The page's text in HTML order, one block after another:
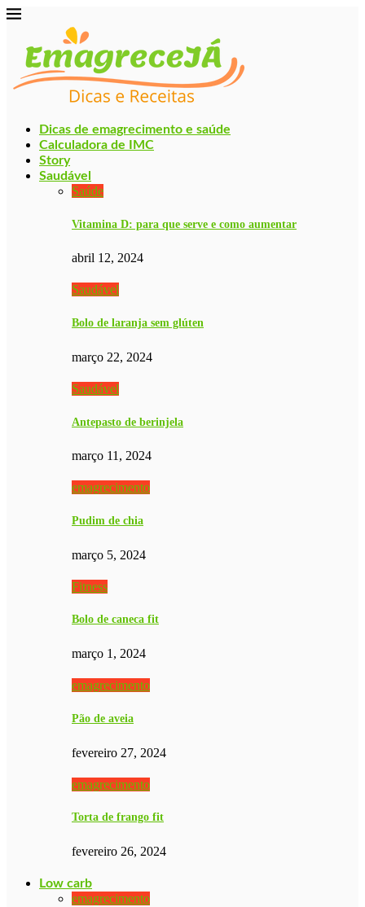
Dicas de emagrecimento e saúde
Calculadora de IMC
Story
Saudável
Saúde
Vitamina D: para que serve e como aumentar
abril 12, 2024
Saudável
Bolo de laranja sem glúten
março 22, 2024
Saudável
Antepasto de berinjela
março 11, 2024
emagrecimento
Pudim de chia
março 5, 2024
Fitness
Bolo de caneca fit
março 1, 2024
emagrecimento
Pão de aveia
fevereiro 27, 2024
emagrecimento
Torta de frango fit
fevereiro 26, 2024
Low carb
emagrecimento